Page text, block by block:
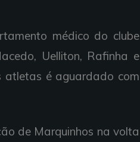
médico do clube
Uelliton, Rafinha e
atletas é aguardado com
de Marquinhos na volta